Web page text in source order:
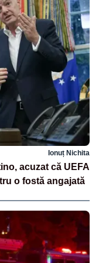
Ionuț Nichita
acuzat că UEFA
o fostă angajată